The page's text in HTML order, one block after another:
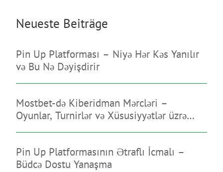
Neueste Beiträge
Pin Up Platforması – Niyə Hər Kəs Yanılır
və Bu Nə Dəyişdirir
Mostbet-də Kiberidman Mərcləri –
Oyunlar, Turnirlər və Xüsusiyyətlər üzrə
Pin Up Platformasının Ətraflı İcmalı –
Büdcə Dostu Yanaşma